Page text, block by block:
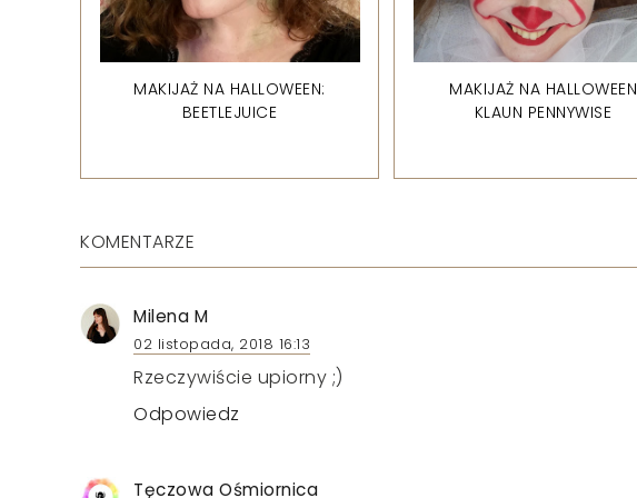
MAKIJAŻ NA HALLOWEEN:
BEETLEJUICE
MAKIJAŻ NA HALLOWEEN
KLAUN PENNYWISE
KOMENTARZE
Milena M
02 listopada, 2018 16:13
Rzeczywiście upiorny ;)
Odpowiedz
Tęczowa Ośmiornica